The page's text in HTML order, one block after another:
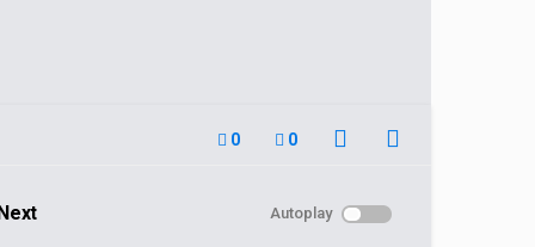
0 0
Autoplay